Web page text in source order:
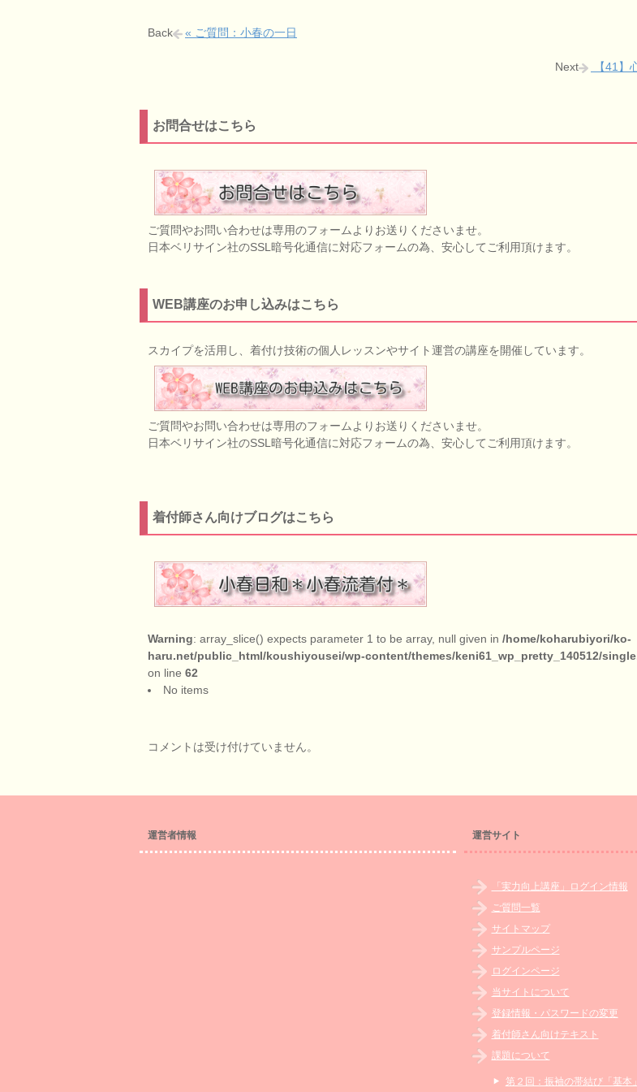
Back « ご質問：小春の一日
Next 【41】
お問合せはこちら
ご質問やお問い合わせは専用のフォームよりお送りくださいませ。
日本ベリサイン社のSSL暗号化通信に対応フォームの為、安心してご利用頂けます。
WEB講座のお申し込みはこちら
スカイプを活用し、着付け技術の個人レッスンやサイト運営の講座を開催しています。
ご質問やお問い合わせは専用のフォームよりお送りくださいませ。
日本ベリサイン社のSSL暗号化通信に対応フォームの為、安心してご利用頂けます。
着付師さん向けブログはこちら
Warning: array_slice() expects parameter 1 to be array, null given in /home/koharubiyori/ko-
haru.net/public_html/koushiyousei/wp-content/themes/keni61_wp_pretty_140512/
on line 62
No items
コメントは受け付けていません。
運営者情報 運営サイト
「実力向上講座」ログイン情報
ご質問一覧
サイトマップ
サンプルページ
ログインページ
当サイトについて
登録情報・パスワードの変更
着付師さん向けテキスト
課題について
第２回：振袖の帯結び「基本」